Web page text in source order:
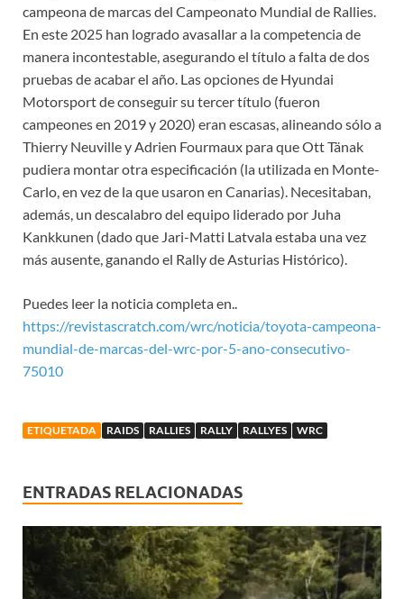
campeona de marcas del Campeonato Mundial de Rallies.
En este 2025 han logrado avasallar a la competencia de
manera incontestable, asegurando el título a falta de dos
pruebas de acabar el año. Las opciones de Hyundai
Motorsport de conseguir su tercer título (fueron
campeones en 2019 y 2020) eran escasas, alineando sólo a
Thierry Neuville y Adrien Fourmaux para que Ott Tänak
pudiera montar otra especificación (la utilizada en Monte-
Carlo, en vez de la que usaron en Canarias). Necesitaban,
además, un descalabro del equipo liderado por Juha
Kankkunen (dado que Jari-Matti Latvala estaba una vez
más ausente, ganando el Rally de Asturias Histórico).
Puedes leer la noticia completa en..
https://revistascratch.com/wrc/noticia/toyota-campeona-
mundial-de-marcas-del-wrc-por-5-ano-consecutivo-
75010
ETIQUETADA RAIDS RALLIES RALLY RALLYES WRC
ENTRADAS RELACIONADAS